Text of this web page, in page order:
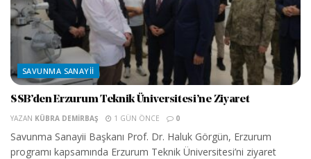
SAVUNMA SANAYII
SSB’den Erzurum Teknik Üniversitesi’ne Ziyaret
YAZAN KÜBRA DEMIRBAŞ 1 GÜN ÖNCE 0
Savunma Sanayii Başkanı Prof. Dr. Haluk Görgün, Erzurum
programı kapsamında Erzurum Teknik Üniversitesi’ni ziyaret